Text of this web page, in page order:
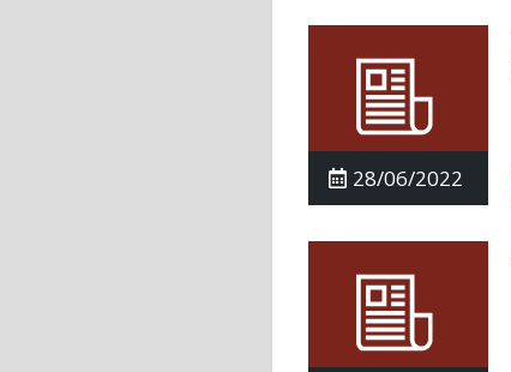
28/06/2022